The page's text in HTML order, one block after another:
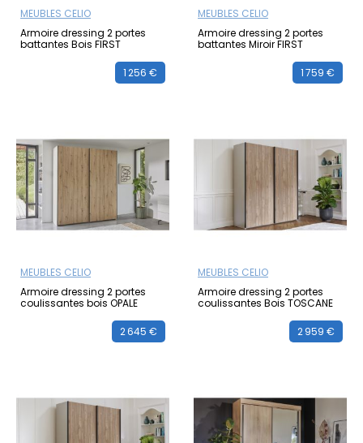
MEUBLES CELIO
Armoire dressing 2 portes
battantes Bois FIRST
1 256 €
MEUBLES CELIO
Armoire dressing 2 portes
battantes Miroir FIRST
1 759 €
MEUBLES CELIO
Armoire dressing 2 portes
coulissantes bois OPALE
2 645 €
MEUBLES CELIO
Armoire dressing 2 portes
coulissantes Bois TOSCANE
2 959 €